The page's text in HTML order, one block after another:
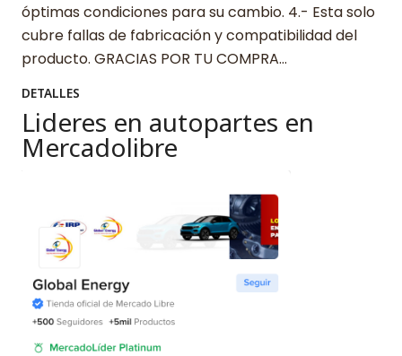
óptimas condiciones para su cambio. 4.- Esta solo
cubre fallas de fabricación y compatibilidad del
producto. GRACIAS POR TU COMPRA…
DETALLES
Lideres en autopartes en
Mercadolibre